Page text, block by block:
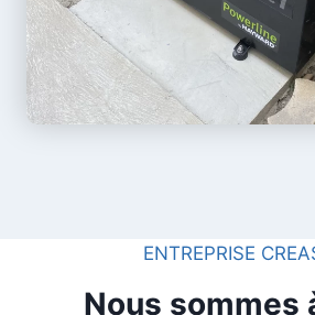
ENTREPRISE
Nous sommes